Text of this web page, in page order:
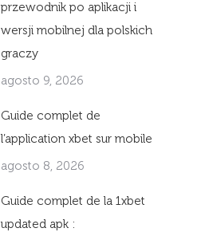
przewodnik po aplikacji i
wersji mobilnej dla polskich
graczy
agosto 9, 2026
Guide complet de
l’application xbet sur mobile
agosto 8, 2026
Guide complet de la 1xbet
updated apk :